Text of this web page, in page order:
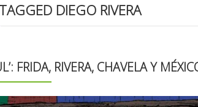
DIEGO RIVERA
FRIDA, RIVERA, CHAVELA Y